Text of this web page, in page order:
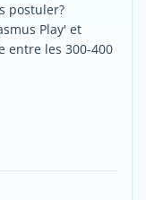
postuler?
Play' et
entre les 300-400